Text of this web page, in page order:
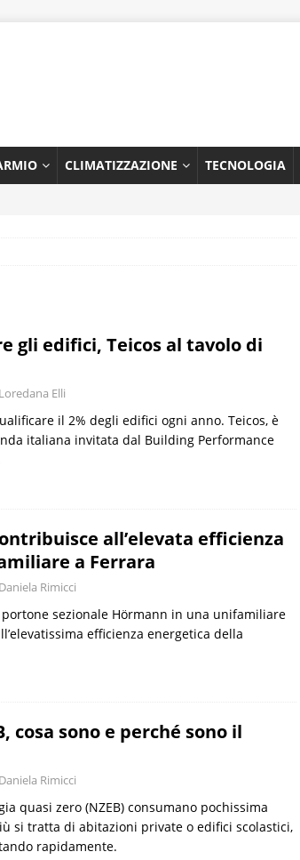
CLIMATIZZAZIONE TECNOLOGIA
gli edifici, Teicos al tavolo di
Loredana Elli
il 2% degli edifici ogni anno. Teicos, è
italiana invitata dal Building Performance
all’elevata efficienza
a Ferrara
Daniela Rimicci
sezionale Hörmann in una unifamiliare
efficienza energetica della
cosa sono e perché sono il
Daniela Rimicci
quasi zero (NZEB) consumano pochissima
si tratta di abitazioni private o edifici scolastici,
rapidamente.